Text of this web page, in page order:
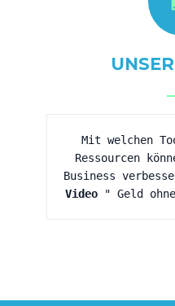
Mit welchen
Ressourcen
Business
Video " Geld